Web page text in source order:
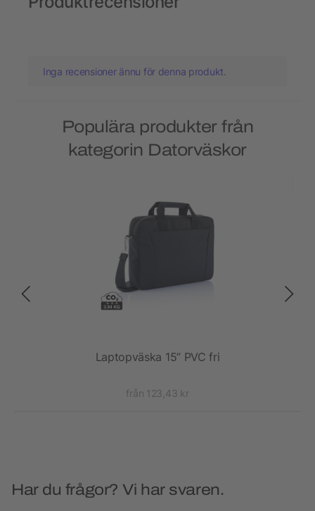
Inga recensioner ännu för denna produkt.
Populära produkter från
kategorin Datorväskor
Laptopväska 15” PVC fri
från 123,43 kr
Har du frågor? Vi har svaren.